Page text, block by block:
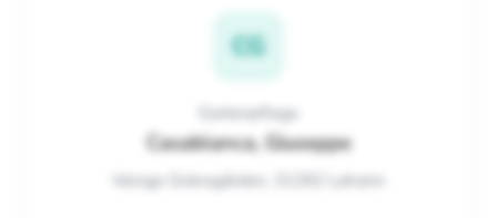
CG
Gartenpflege
Casablanca, Giuseppe
Veinge Gränsgården, 31292 Laholm